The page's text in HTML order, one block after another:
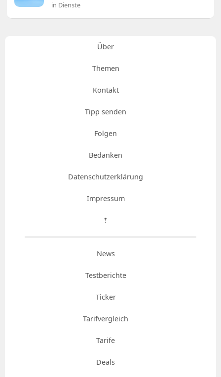
in Dienste
Über
Themen
Kontakt
Tipp senden
Folgen
Bedanken
Datenschutzerklärung
Impressum
⇡
News
Testberichte
Ticker
Tarifvergleich
Tarife
Deals